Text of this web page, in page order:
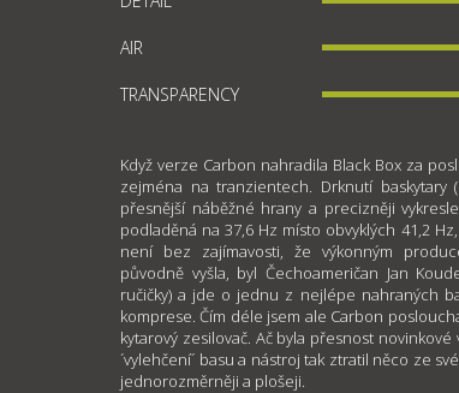
AIR
TRANSPARENCY
Když verze Carbon nahradila Black Box za
zejména na tranzientech. Drknutí
přesnější náběžné hrany a precizněji
podladěná na 37,6 Hz místo obvyklých 41,2
není bez zajímavosti, že výkonným
původně vyšla, byl Čechoameričan Jan
ručičky) a jde o jednu z nejlépe nahraných
komprese. Čím déle jsem ale Carbon
kytarový zesilovač. Ač byla přesnost
´vylehčení´ basu a nástroj tak ztratil něco ze
jednorozměrněji a plošeji.